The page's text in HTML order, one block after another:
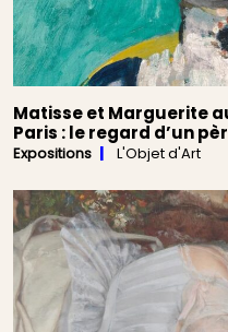
Matisse et Marguerite
Paris : le regard d’un
Expositions L'Objet d'Art